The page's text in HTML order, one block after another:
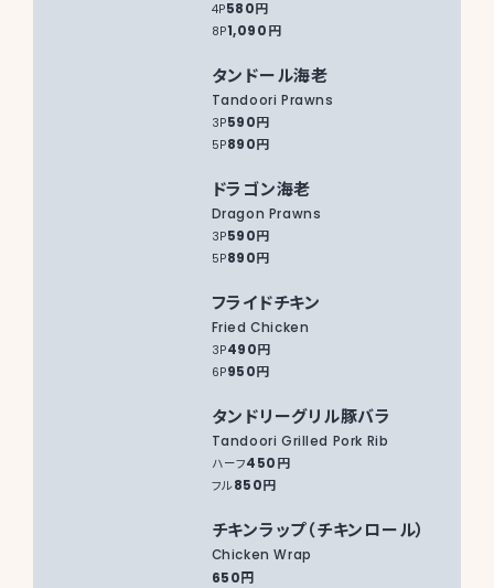
4P580円
8P1,090円
タンドール海老
Tandoori Prawns
3P590円
5P890円
ドラゴン海老
Dragon Prawns
3P590円
5P890円
フライドチキン
Fried Chicken
3P490円
6P950円
タンドリーグリル豚バラ
Tandoori Grilled Pork Rib
ハーフ450円
フル850円
チキンラップ（チキンロール）
Chicken Wrap
650円